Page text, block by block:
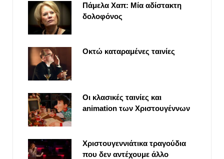
Πάμελα Χαπ: Μία αδίστακτη
δολοφόνος
Οκτώ καταραμένες ταινίες
Οι κλασικές ταινίες και
animation των Χριστουγέννων
Χριστουγεννιάτικα τραγούδια
που δεν αντέχουμε άλλο